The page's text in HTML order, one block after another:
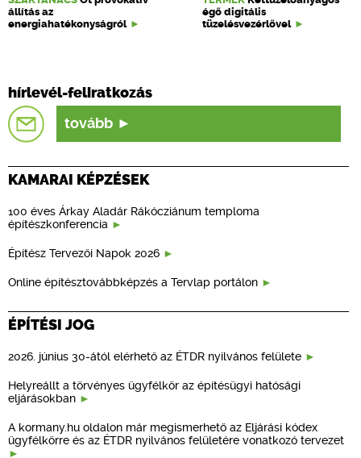
állítás az
energiahatékonyságról
égő digitális
tüzelésvezérlővel
hírlevél-feliratkozás
tovább
KAMARAI KÉPZÉSEK
100 éves Árkay Aladár Rákócziánum temploma
építészkonferencia
Építész Tervezői Napok 2026
Online építésztovábbképzés a Tervlap portálon
ÉPÍTÉSI JOG
2026. június 30-ától elérhető az ÉTDR nyilvános felülete
Helyreállt a törvényes ügyfélkör az építésügyi hatósági
eljárásokban
A kormany.hu oldalon már megismerhető az Eljárási kódex
ügyfélkörre és az ÉTDR nyilvános felületére vonatkozó tervezet